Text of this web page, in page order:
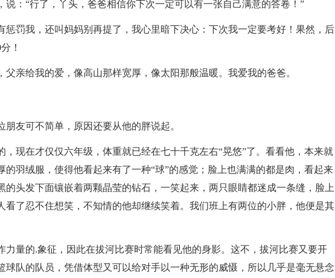
说：“行了，丫头，爸爸相信你下次一定可以有一张自己满意的答卷！”
惩罚我，还叫妈妈别再提了，我心里暗下决心：下次我一定要考好！果然，后
！
父亲给我的爱，像高山那样宽厚，像太阳那般温暖。我爱我的爸爸。
朋友可不简单，原因还要从他的胖说起。
，现在才仅仅六年级，体重就已经在七十千克左右“晃悠”了。看看他，本来就
的羽绒服，使得他看起来有了一种“球”的感觉；脸上也满满的都是肉，看起来
的头发下面镶嵌着两颗晶莹的钻石，一笑起来，两只眼睛都迷成一条缝，脸上
看了忍不住想笑，不知情的他却继续笑着。我们班上有两位的小胖，他便是其
力量的.象征，因此在拔河比赛时常能看见他的身影。这不，拔河比赛又要开
球队的队员，凭借体型又可以给对手以一种无形的威慑，所以几乎是毫无悬念